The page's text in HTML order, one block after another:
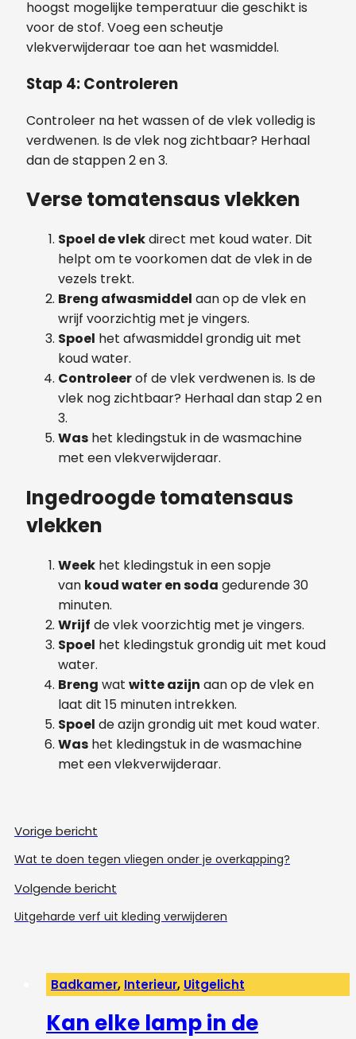
hoogst mogelijke temperatuur die geschikt is
voor de stof. Voeg een scheutje
vlekverwijderaar toe aan het wasmiddel.
Stap 4: Controleren
Controleer na het wassen of de vlek volledig is
verdwenen. Is de vlek nog zichtbaar? Herhaal
dan de stappen 2 en 3.
Verse tomatensaus vlekken
Spoel de vlekdirect met koud water. Dit
helpt om te voorkomen dat de vlek in de
vezels trekt.
Breng afwasmiddel aan op de vlek en
wrijf voorzichtig met je vingers.
Spoel het afwasmiddel grondig uit met
koud water.
Controleerof de vlek verdwenen is. Is de
vlek nog zichtbaar? Herhaal dan stap 2 en
3.
Was het kledingstuk in de wasmachine
met een vlekverwijderaar.
Ingedroogde tomatensaus
vlekken
Week het kledingstuk in een sopje
van koud water en soda gedurende 30
minuten.
Wrijf de vlek voorzichtig met je vingers.
Spoel het kledingstuk grondig uit met koud
water.
Breng wat witte azijn aan op de vlek en
laat dit 15 minuten intrekken.
Spoel de azijn grondig uit met koud water.
Was het kledingstuk in de wasmachine
met een vlekverwijderaar.
Vorige bericht
Wat te doen tegen vliegen onder je overkapping?
Volgende bericht
Uitgeharde verf uit kleding verwijderen
Badkamer, Interieur, Uitgelicht
Kan elke lamp in de